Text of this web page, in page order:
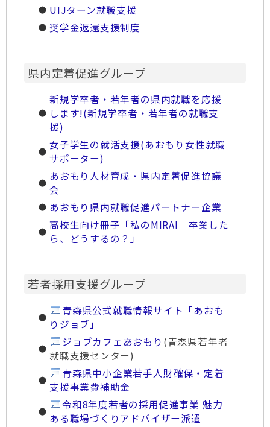
UIJターン就職支援
奨学金返還支援制度
県内定着促進グループ
新規学卒者・若年者の県内就職を応援
します!(新規学卒者・若年者の就職支
援)
女子学生の就活支援(あおもり女性就職
サポーター)
あおもり人材育成・県内定着促進協議
会
あおもり県内就職促進パートナー企業
高校生向け冊子「私のMIRAI 卒業した
ら、どうするの？」
若者採用支援グループ
青森県公式就職情報サイト「あおも
りジョブ」
ジョブカフェあおもり (青森県若年者
就職支援センター)
青森県中小企業若手人財確保・定着
支援事業費補助金
令和8年度若者の採用促進事業 魅力
ある職場づくりアドバイザー派遣